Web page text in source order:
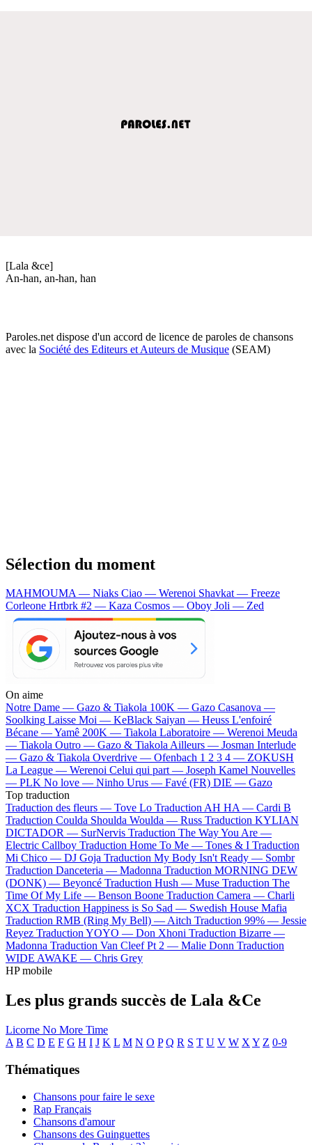
[Lala &ce]
An-han, an-han, han
Paroles.net dispose d'un accord de licence de paroles de chansons
avec la Société des Editeurs et Auteurs de Musique (SEAM)
Sélection du moment
MAHMOUMA — Niaks Ciao — Werenoi Shavkat — Freeze
Corleone Hrtbrk #2 — Kaza Cosmos — Oboy Joli — Zed
On aime
Notre Dame — Gazo & Tiakola 100K — Gazo Casanova —
Soolking Laisse Moi — KeBlack Saiyan — Heuss L'enfoiré
Bécane —Yamê 200K — Tiakola Laboratoire — Werenoi Meuda
— Tiakola Outro — Gazo & TiakolaAilleurs — Josman Interlude
— Gazo & Tiakola Overdrive — Ofenbach 1 2 3 4 — ZOKUSH
La League — Werenoi Celui qui part — Joseph Kamel Nouvelles
— PLK No love — Ninho Urus — Favé (FR) DIE — Gazo
Top traduction
Traduction des fleurs — Tove Lo Traduction AH HA — Cardi B
Traduction Coulda Shoulda Woulda — Russ Traduction KYLIAN
DICTADOR — SurNervis Traduction The Way You Are —
Electric Callboy Traduction Home To Me — Tones & I Traduction
Mi Chico — DJ Goja Traduction My Body Isn't Ready — Sombr
Traduction Danceteria — Madonna Traduction MORNING DEW
(DONK) — Beyoncé Traduction Hush — Muse Traduction The
Time Of My Life — Benson Boone Traduction Camera — Charli
XCX Traduction Happiness is So Sad — Swedish House Mafia
Traduction RMB (Ring My Bell) —Aitch Traduction 99% — Jessie
Reyez Traduction YOYO — Don Xhoni Traduction Bizarre —
Madonna Traduction Van Cleef Pt 2 — Malie Donn Traduction
WIDE AWAKE — Chris Grey
HP mobile
Les plus grands succès de Lala &Ce
Licorne No More Time
A B C D E F G H I J K L M N O P Q R S T U V W X Y Z 0-9
Thématiques
Chansons pour faire le sexe
Rap Français
Chansons d'amour
Chansons des Guinguettes